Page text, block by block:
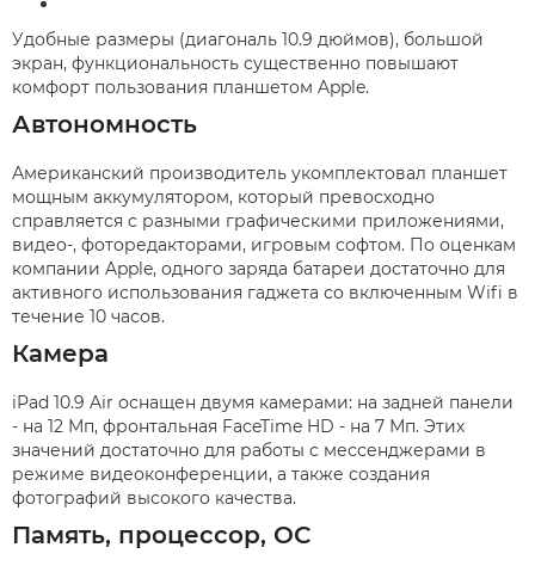
Удобные размеры (диагональ 10.9 дюймов), большой
экран, функциональность существенно повышают
комфорт пользования планшетом Apple.
Автономность
Американский производитель укомплектовал планшет
мощным аккумулятором, который превосходно
справляется с разными графическими приложениями,
видео-, фоторедакторами, игровым софтом. По оценкам
компании Apple, одного заряда батареи достаточно для
активного использования гаджета со включенным Wifi в
течение 10 часов.
Камера
iPad 10.9 Air оснащен двумя камерами: на задней панели
- на 12 Мп, фронтальная FaceTime HD - на 7 Мп. Этих
значений достаточно для работы с мессенджерами в
режиме видеоконференции, а также создания
фотографий высокого качества.
Память, процессор, ОС